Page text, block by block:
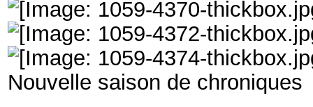
Nouvelle saison de chroniques